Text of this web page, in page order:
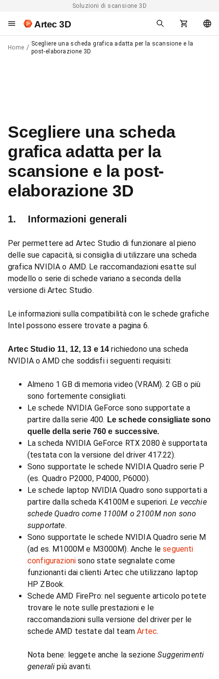
Soluzioni di scansione 3D
Artec 3D
Home
Scegliere una scheda grafica adatta per la scansione e la
post-elaborazione 3D
Scegliere una scheda
grafica adatta per la
scansione e la post-
elaborazione 3D
1. Informazioni generali
Per permettere ad Artec Studio di funzionare al pieno
delle sue capacità, si consiglia di utilizzare una scheda
grafica NVIDIA o AMD. Le raccomandazioni esatte sul
modello o serie di schede variano a seconda della
versione di Artec Studio.
Le informazioni sulla compatibilità con le schede grafiche
Intel possono essere trovate a pagina 6.
Artec Studio 11, 12, 13 e 14 richiedono una scheda
NVIDIA o AMD che soddisfi i seguenti requisiti:
Almeno 1 GB di memoria video (VRAM). 2 GB o più
sono fortemente consigliati.
Le schede NVIDIA GeForce sono supportate a
partire dalla serie 400. Le schede consigliate sono
quelle della serie 760 e successive.
La scheda NVIDIA GeForce RTX 2080 è supportata
(testata con la versione del driver 417.22).
Sono supportate le schede NVIDIA Quadro serie P
(es. Quadro P2000, P4000, P6000).
Le schede laptop NVIDIA Quadro sono supportati a
partire dalla scheda К4100М e superiori.Le vecchie
schede Quadro come 1100M o 2100M non sono
supportate.
Sono supportate le schede NVIDIA Quadro serie M
(ad es. M1000M e M3000M). Anche leseguenti
configurazioni sono state segnalate come
funzionanti dai clienti Artec che utilizzano laptop
HP ZBook.
Schede AMD FirePro: nel seguente articolo potete
trovare le note sulle prestazioni e le
raccomandazioni sulla versione del driver per le
schede AMD testate dal teamArtec.
Nota bene: leggete anche la sezioneSuggerimenti
generali più avanti.